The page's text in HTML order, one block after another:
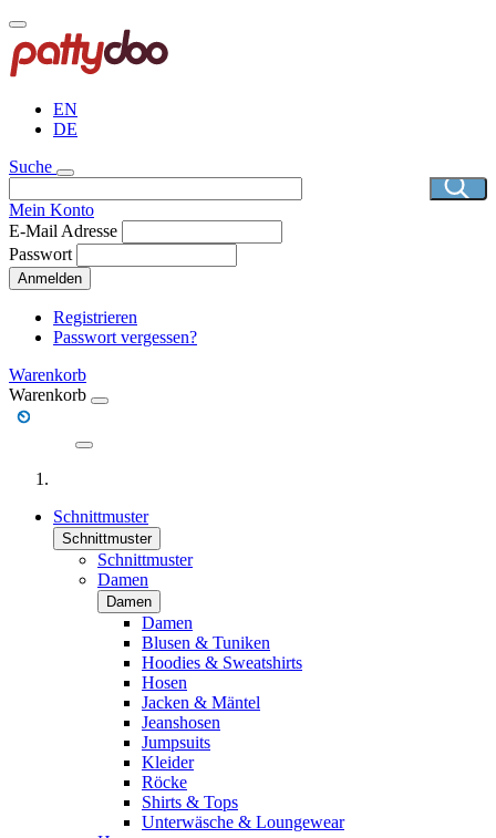
Direkt
zum
Inhalt
EN
DE
Suche
Mein Konto
E-Mail Adresse
Passwort
Anmelden
Registrieren
Passwort vergessen?
Warenkorb
Warenkorb
Schnittmuster
Schnittmuster
Schnittmuster
Damen
Damen
Damen
Blusen & Tuniken
Hoodies & Sweatshirts
Hosen
Jacken & Mäntel
Jeanshosen
Jumpsuits
Kleider
Röcke
Shirts & Tops
Unterwäsche & Loungewear